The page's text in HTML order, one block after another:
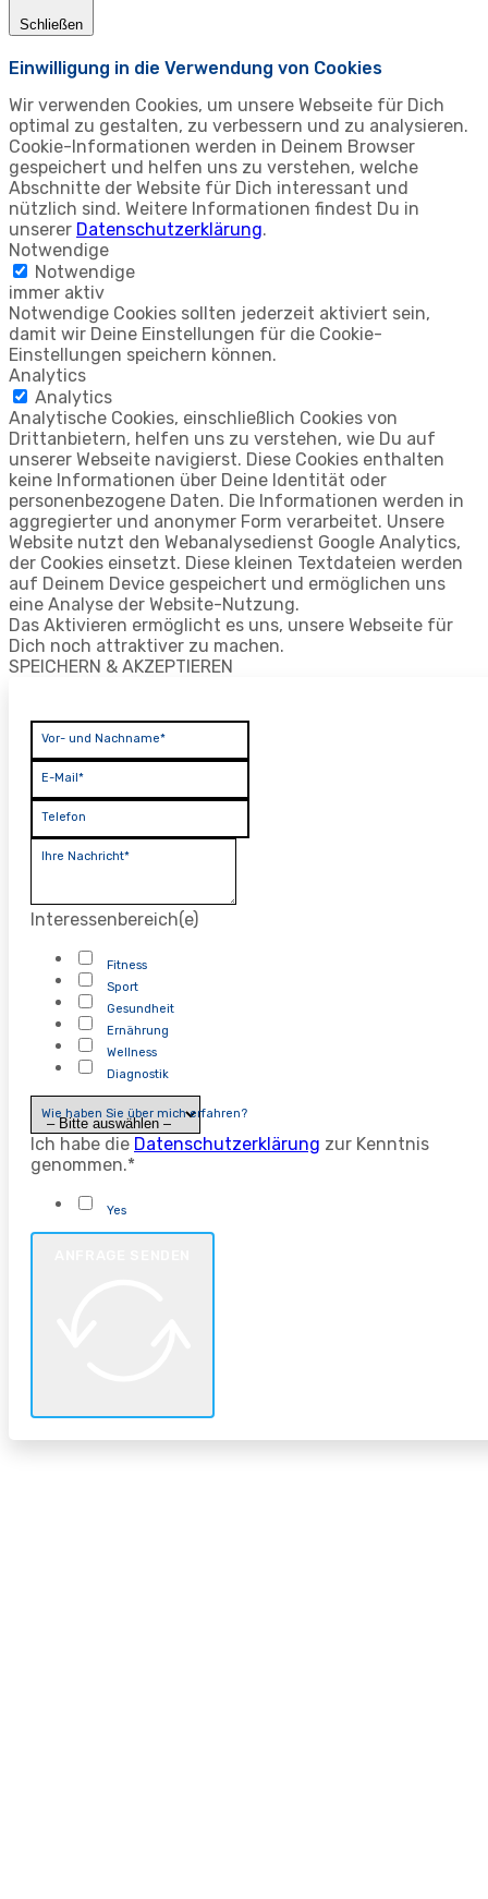
Schließen
Einwilligung in die Verwendung von Cookies
Wir verwenden Cookies, um unsere Webseite für Dich
optimal zu gestalten, zu verbessern und zu analysieren.
Cookie-Informationen werden in Deinem Browser
gespeichert und helfen uns zu verstehen, welche
Abschnitte der Website für Dich interessant und
nützlich sind. Weitere Informationen findest Du in
unserer Datenschutzerklärung.
Notwendige
Notwendige
immer aktiv
Notwendige Cookies sollten jederzeit aktiviert sein,
damit wir Deine Einstellungen für die Cookie-
Einstellungen speichern können.
Analytics
Analytics
Analytische Cookies, einschließlich Cookies von
Drittanbietern, helfen uns zu verstehen, wie Du auf
unserer Webseite navigierst. Diese Cookies enthalten
keine Informationen über Deine Identität oder
personenbezogene Daten. Die Informationen werden in
aggregierter und anonymer Form verarbeitet. Unsere
Website nutzt den Webanalysedienst Google Analytics,
der Cookies einsetzt. Diese kleinen Textdateien werden
auf Deinem Device gespeichert und ermöglichen uns
eine Analyse der Website-Nutzung.
Das Aktivieren ermöglicht es uns, unsere Webseite für
Dich noch attraktiver zu machen.
SPEICHERN & AKZEPTIEREN
Vor- und Nachname*
E-Mail*
Telefon
Ihre Nachricht*
Interessenbereich(e)
Fitness
Sport
Gesundheit
Ernährung
Wellness
Diagnostik
Wie haben Sie über mich erfahren?
Ich habe die Datenschutzerklärung zur Kenntnis
genommen.*
Yes